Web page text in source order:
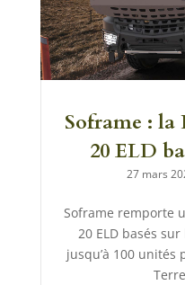
Soframe : la
20 ELD
27 mars
Soframe remporte
20 ELD basés
jusqu’à 100 unités